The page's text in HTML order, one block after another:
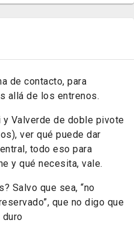
de contacto, para
allá de los entrenos.
y Valverde de doble pivote
ver qué puede dar
todo eso para
y qué necesita, vale.
Salvo que sea, “no
que no digo que
duro